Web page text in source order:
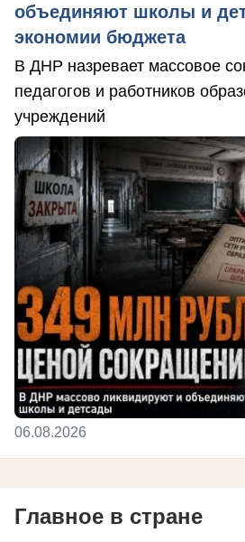
объединяют школы и
экономии бюджета
В ДНР назревает массовое
педагогов и работников
учреждений
06.08.2026
Главное в стране